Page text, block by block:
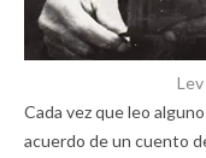
Cada vez que leo
acuerdo de un cuento